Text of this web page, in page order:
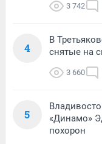
3 742
4
В
снятые на
3 660
5
«Динамо»
похорон